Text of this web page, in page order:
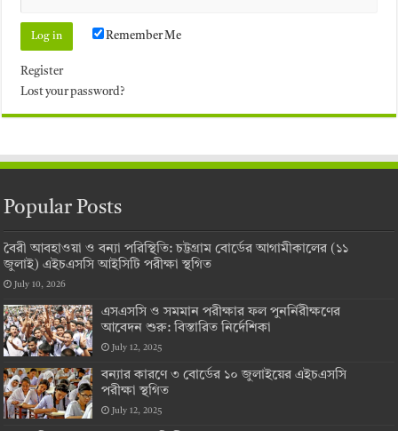
Remember Me
Register
Lost your password?
Popular Posts
বৈরী আবহাওয়া ও বন্যা পরিস্থিতি: চট্টগ্রাম বোর্ডের আগামীকালের (১১
জুলাই) এইচএসসি আইসিটি পরীক্ষা স্থগিত
July 10, 2026
এসএসসি ও সমমান পরীক্ষার ফল পুনর্নিরীক্ষণের
আবেদন শুরু: বিস্তারিত নির্দেশিকা
July 12, 2025
বন্যার কারণে ৩ বোর্ডের ১০ জুলাইয়ের এইচএসসি
পরীক্ষা স্থগিত
July 12, 2025